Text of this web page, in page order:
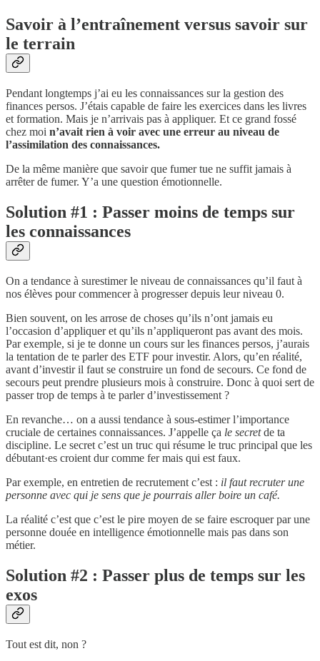
Savoir à l’entraînement versus savoir sur
le terrain
Pendant longtemps j’ai eu les connaissances sur la gestion des
finances persos. J’étais capable de faire les exercices dans les livres
et formation. Mais je n’arrivais pas à appliquer. Et ce grand fossé
chez moi n’avait rien à voir avec une erreur au niveau de
l’assimilation des connaissances.
De la même manière que savoir que fumer tue ne suffit jamais à
arrêter de fumer. Y’a une question émotionnelle.
Solution #1 : Passer moins de temps sur
les connaissances
On a tendance à surestimer le niveau de connaissances qu’il faut à
nos élèves pour commencer à progresser depuis leur niveau 0.
Bien souvent, on les arrose de choses qu’ils n’ont jamais eu
l’occasion d’appliquer et qu’ils n’appliqueront pas avant des mois.
Par exemple, si je te donne un cours sur les finances persos, j’aurais
la tentation de te parler des ETF pour investir. Alors, qu’en réalité,
avant d’investir il faut se construire un fond de secours. Ce fond de
secours peut prendre plusieurs mois à construire. Donc à quoi sert de
passer trop de temps à te parler d’investissement ?
En revanche… on a aussi tendance à sous-estimer l’importance
cruciale de certaines connaissances. J’appelle ça le secretde ta
discipline. Le secret c’est un truc qui résume le truc principal que les
débutant·es croient dur comme fer mais qui est faux.
Par exemple, en entretien de recrutement c’est : il faut recruter une
personne avec qui je sens que je pourrais aller boire un café.
La réalité c’est que c’est le pire moyen de se faire escroquer par une
personne douée en intelligence émotionnelle mais pas dans son
métier.
Solution #2 : Passer plus de temps sur les
exos
Tout est dit, non ?